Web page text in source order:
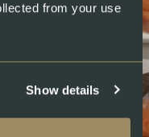
from your use
Show details